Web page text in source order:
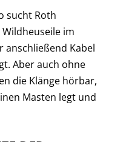
sucht Roth
im
anschließend Kabel
Aber auch ohne
die Klänge hörbar,
Masten legt und